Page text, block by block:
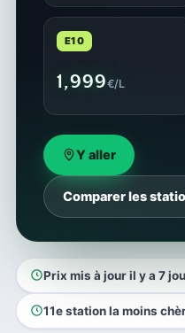
E10
1,999€/L
Y aller
Comparer les
Prix mis à jour il y a 7
11e station la moins